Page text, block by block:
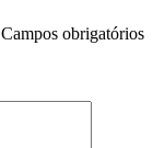
Campos obrigatórios